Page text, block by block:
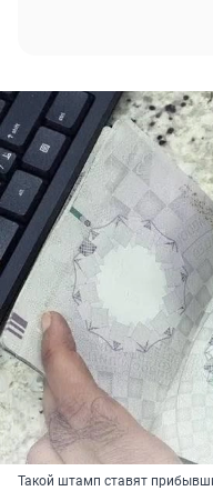
Такой штамп ставят